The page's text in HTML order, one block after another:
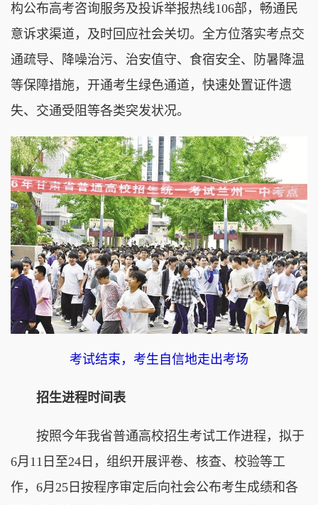
构公布高考咨询服务及投诉举报热线106部，畅通民
意诉求渠道，及时回应社会关切。全方位落实考点交
通疏导、降噪治污、治安值守、食宿安全、防暑降温
等保障措施，开通考生绿色通道，快速处置证件遗
失、交通受阻等各类突发状况。
考试结束，考生自信地走出考场
招生进程时间表
按照今年我省普通高校招生考试工作进程，拟于
6月11日至24日，组织开展评卷、核查、校验等工
作，6月25日按程序审定后向社会公布考生成绩和各